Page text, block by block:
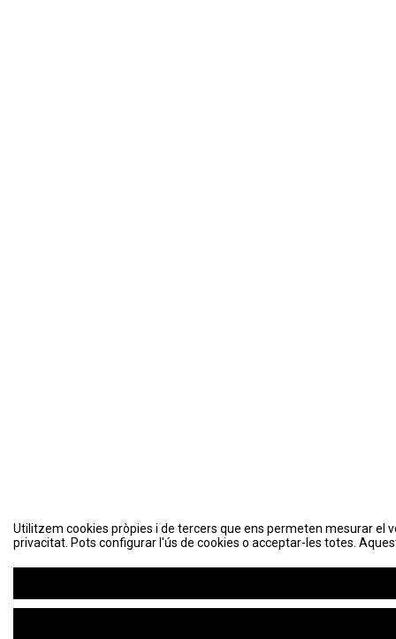
Utilitzem cookies pròpies i de tercers que ens permeten mesurar el
privacitat. Pots configurar l'ús de cookies o acceptar-les totes.